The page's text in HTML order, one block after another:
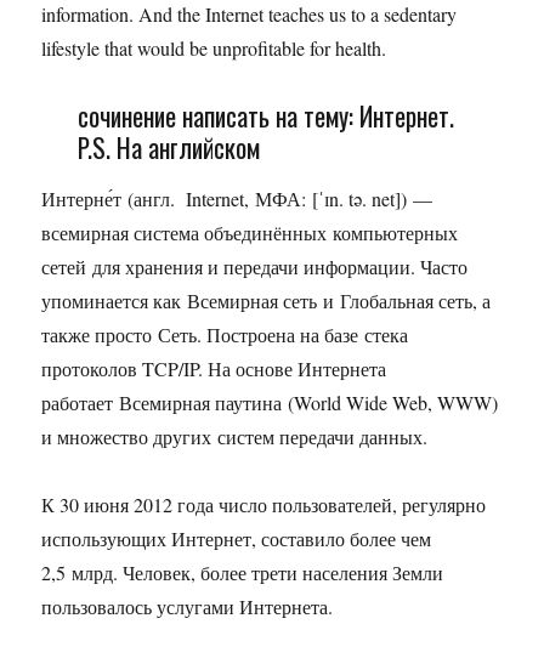
information. And the Internet teaches us to a sedentary
lifestyle that would be unprofitable for health.
сочинение написать на тему: Интернет.
P.S. На английском
Интерне́т (англ. Internet, МФА: [ˈɪn. tə. net]) —
всемирная система объединённых компьютерных
сетей для хранения и передачи информации. Часто
упоминается как Всемирная сеть и Глобальная сеть, а
также просто Сеть. Построена на базе стека
протоколов TCP/IP. На основе Интернета
работает Всемирная паутина (World Wide Web, WWW)
и множество других систем передачи данных.
К 30 июня 2012 года число пользователей, регулярно
использующих Интернет, составило более чем
2,5 млрд. Человек, более трети населения Земли
пользовалось услугами Интернета.